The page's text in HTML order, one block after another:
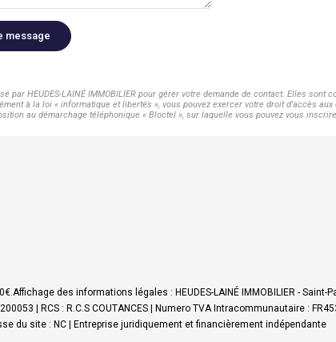
message
HEUDES-LAINÉ IMMOBILIER pour gérer votre demande de contact. Elles
à la loi « informatique et libertés », vous pouvez exercer votre droit d'accès
au démarchage téléphonique « Bloctel », sur laquelle vous pouvez vous
Affichage des informations légales : HEUDES-LAINÉ IMMOBILIER - Saint-
| RCS : R.C.S COUTANCES | Numero TVA Intracommunautaire :
du site : NC |
Entreprise juridiquement et financièrement indépendante